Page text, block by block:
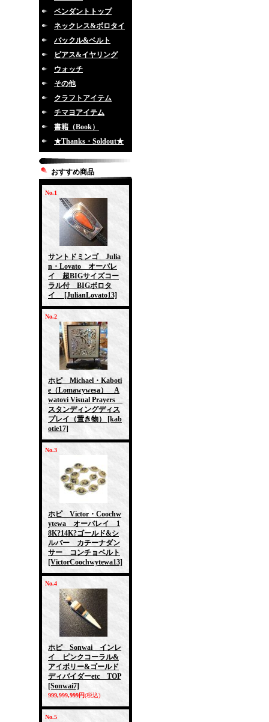
ペンダントトップ
ネックレス&ボロタイ
バックル&ベルト
ピアス&イヤリング
ウォッチ
その他
クラフトアイテム
チマヨアイテム
書籍（Book）
★Thanks・Soldout★
おすすめ商品
No.1
サントドミンゴ Julia
n・Lovato オーバレ
イ 超BIGサイズコー
ラル付 BIGボロタ
イ
[JulianLovato13]
No.2
ホピ Michael・Kaboti
e（Lomawywesa） A
watovi Visual Prayers
スタンディングディス
プレイ（置き物）
[kab
otie17]
No.3
ホピ Victor・Coochw
ytewa オーバレイ 1
8K?14K?ゴールド&シ
ルバー カチーナダン
サー コンチョベルト
[VictorCoochwytewa13]
No.4
ホピ Sonwai インレ
イ ピンクコーラル&
アイボリー&ゴールド
ディバイダーetc TOP
[Sonwai7]
999,999,999円(税込)
No.5